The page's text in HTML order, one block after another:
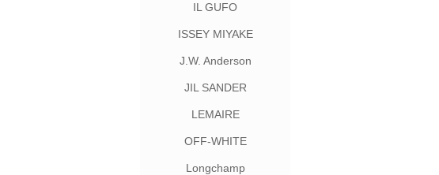
IL GUFO
ISSEY MIYAKE
J.W. Anderson
JIL SANDER
LEMAIRE
OFF-WHITE
Longchamp